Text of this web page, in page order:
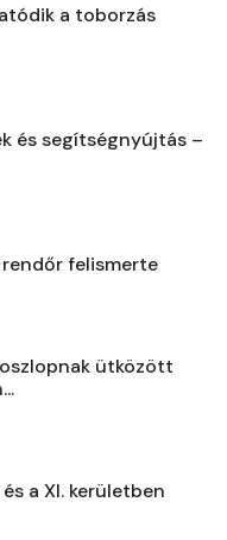
a toborzás
és segítségnyújtás –
felismerte
ütközött
a XI. kerületben